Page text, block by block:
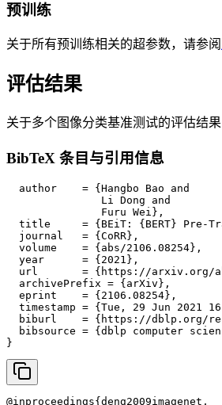
预训练
关于所有预训练相关的超参数，请参阅
评估结果
关于多个图像分类基准测试的评估结
BibTeX 条目与引用信息
  author    = {Hangbo Bao and
               Li Dong and
               Furu Wei},
title     = {BEiT: {BERT} Pre-
  journal   = {CoRR},
  volume    = {abs/2106.08254},
  year      = {2021},
url       = {https://arxiv.org/
  archivePrefix = {arXiv},
  eprint    = {2106.08254},
timestamp = {Tue, 29 Jun 2021
biburl    = {https://dblp.org/
bibsource = {dblp computer
}
@inproceedings{deng2009imagenet,